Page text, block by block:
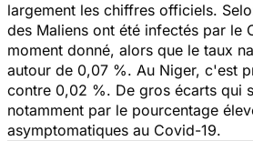
largement les chiffres officiels.
des Maliens ont été infectés par le
moment donné, alors que le taux
autour de 0,07 %. Au Niger, c'est
contre 0,02 %. De gros écarts qui
notamment par le pourcentage
asymptomatiques au Covid-19.